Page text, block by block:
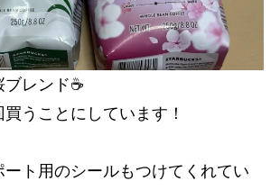
レンド☕️
うことにしています！
ート用のシールもつけてくれてい